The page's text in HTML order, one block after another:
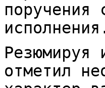
поручения
Резюмируя
отметил